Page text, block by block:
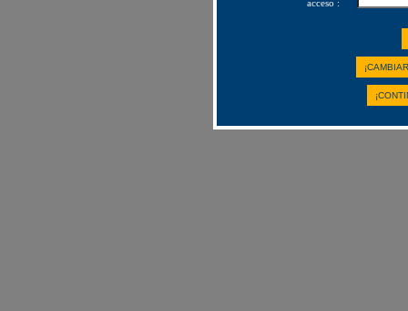
acceso :